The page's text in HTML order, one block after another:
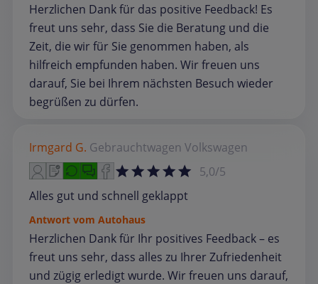
Herzlichen Dank für das positive Feedback! Es
freut uns sehr, dass Sie die Beratung und die
Zeit, die wir für Sie genommen haben, als
hilfreich empfunden haben. Wir freuen uns
darauf, Sie bei Ihrem nächsten Besuch wieder
begrüßen zu dürfen.
Irmgard G. Gebrauchtwagen Volkswagen
5,0/5
Alles gut und schnell geklappt
Antwort vom Autohaus
Herzlichen Dank für Ihr positives Feedback – es
freut uns sehr, dass alles zu Ihrer Zufriedenheit
und zügig erledigt wurde. Wir freuen uns darauf,